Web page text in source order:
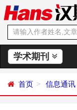
学术期刊
首页 信息通讯